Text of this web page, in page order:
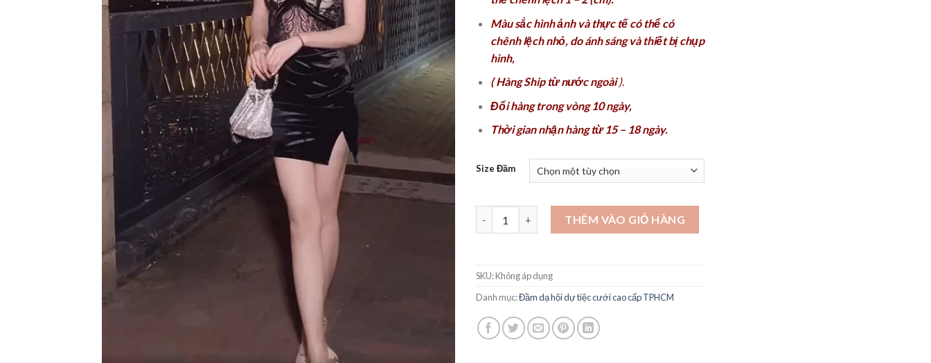
Màu sắc hình ảnh và thực tế có thể có
chênh lệch nhỏ, do ánh sáng và thiết bị chụp
hình,
( Hàng Ship từ nước ngoài).
Đổi hàng trong vòng 10 ngày,
Thời gian nhận hàng từ 15 – 18 ngày.
Size Đầm
Các mẫu đầm dạ hội sang trọng - VDH244 số lượng
THÊM VÀO GIỎ HÀNG
SKU:Không áp dụng
Danh mục:Đầm dạ hội dự tiệc cưới cao cấp TPHCM